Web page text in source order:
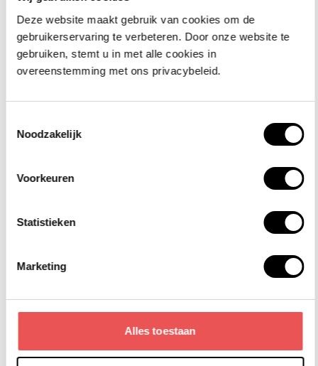
Deze website maakt gebruik van cookies om de
gebruikerservaring te verbeteren. Door onze website te
gebruiken, stemt u in met alle cookies in
overeenstemming met ons privacybeleid.
Noodzakelijk
Voorkeuren
Statistieken
Marketing
Alles toestaan
Integratiepartners
We werken samen met integratiepartners
om jou te voorzien van oplossingen die
we voor systemen die écht samenwerken
werken.
systemen
toekomst.
Ook partner worden?
Wil jij organisaties helpen om écht digitaal vooruit te komen?
Sluit je aan bij ons partnernetwerk en werk samen aan slimme,
duurzame oplossingen die bedrijven klaarstomen voor de